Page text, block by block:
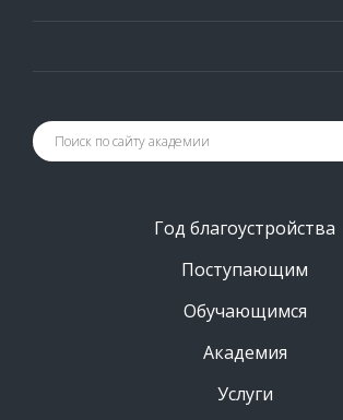
Год благоустройства
Поступающим
Обучающимся
Академия
Услуги